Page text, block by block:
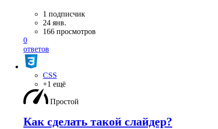
1 подписчик
24 янв.
166 просмотров
0
ответов
CSS
+1 ещё
Простой
Как сделать такой слайдер?